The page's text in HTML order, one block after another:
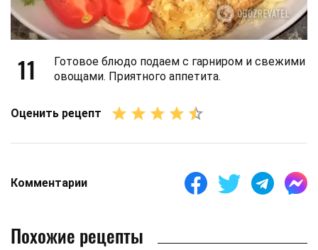
11
Готовое блюдо подаем с гарниром и свежими
овощами. Приятного аппетита.
Оценить рецепт
Комментарии
Похожие рецепты